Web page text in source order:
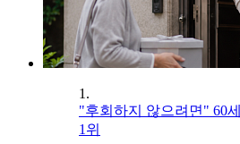
1.
"후회하지 않으려면" 60
1위